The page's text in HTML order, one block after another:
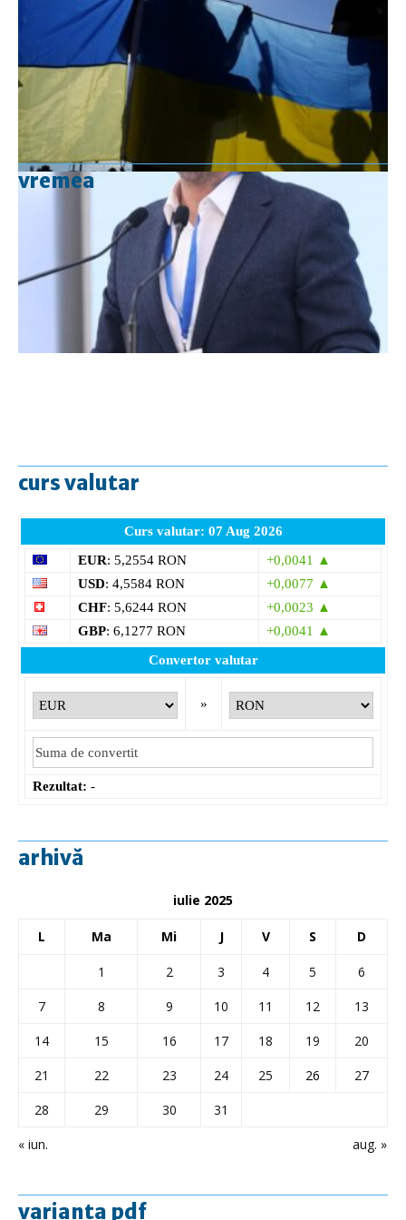
vremea
curs valutar
Curs valutar: 07 Aug 2026
EUR: 5,2554 RON
+0,0041 ▲
USD: 4,5584 RON
+0,0077 ▲
CHF: 5,6244 RON
+0,0023 ▲
GBP: 6,1277 RON
+0,0041 ▲
Convertor valutar
»
Rezultat: -
arhivă
iulie 2025
L Ma Mi J V S D
« iun. aug. »
1 2 3 4 5
6
7
8 9 10 11 12
13
14
15 16 17 18 19
20
21
22 23 24 25 26
27
28
29 30 31
varianta pdf